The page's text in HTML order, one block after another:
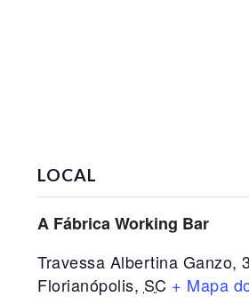
LOCAL
A Fábrica Working Bar
Travessa Albertina Ganzo,
Florianópolis, SC + Mapa